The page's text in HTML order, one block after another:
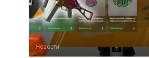
Новости